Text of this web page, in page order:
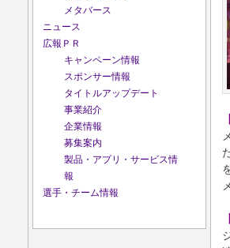
メタバース
ニュース
広報ＰＲ
キャンペーン情報
スポンサー情報
タイトルアップデート
事業紹介
企業情報
募集案内
製品・アプリ・サービス情
報
選手・チーム情報